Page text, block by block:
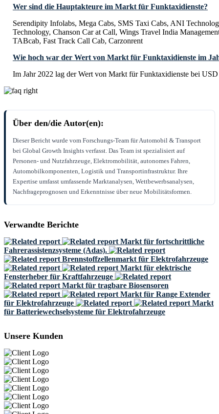
Wer sind die Hauptakteure im Markt für Funktaxidienste?
Serendipity Infolabs, Mega Cabs, SMS Taxi Cabs, ANI
Technology, Chanson Car at Call, Wings Travel India
TABcab, Fast Track Call Cab, Carzonrent
Wie hoch war der Wert von Markt für Funktaxidienste im
Im Jahr 2022 lag der Wert von Markt für Funktaxidienste bei
Über den/die Autor(en):
Dieser Bericht wurde vom Forschungs-Team für Automobil & Transport
bei Global Growth Insights verfasst. Das Team ist spezialisiert auf
Personen- und Nutzfahrzeuge, Elektromobilität, autonomes Fahren,
Automobilkomponenten, Logistik und Transportinfrastruktur. Ihre
Expertise umfasst umfassende Marktanalysen, Wettbewerbsanalysen,
Nachfrageprognosen und Erkenntnisse über neue Mobilitätsformen.
Verwandte Berichte
Markt für fortschrittliche
Fahrerassistenzsysteme (Adas).
Brennstoffzellenmarkt für Elektrofahrzeuge
Markt für elektrische
Fensterheber für Kraftfahrzeuge
Markt für tragbare Biosensoren
Markt für Range Extender
für Elektrofahrzeuge
Markt
für Batteriewechselsysteme für Elektrofahrzeuge
Unsere Kunden